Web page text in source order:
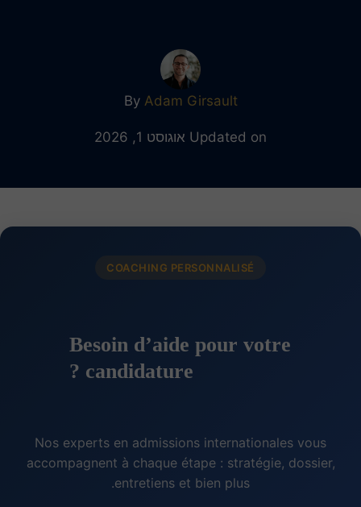
ByAdam Girsault
Updated on אוגוסט 1, 2026
COACHING PERSONNALISÉ
Besoin d’aide pour votre
candidature ?
Nos experts en admissions internationales vous
accompagnent à chaque étape : stratégie, dossier,
entretiens et bien plus.